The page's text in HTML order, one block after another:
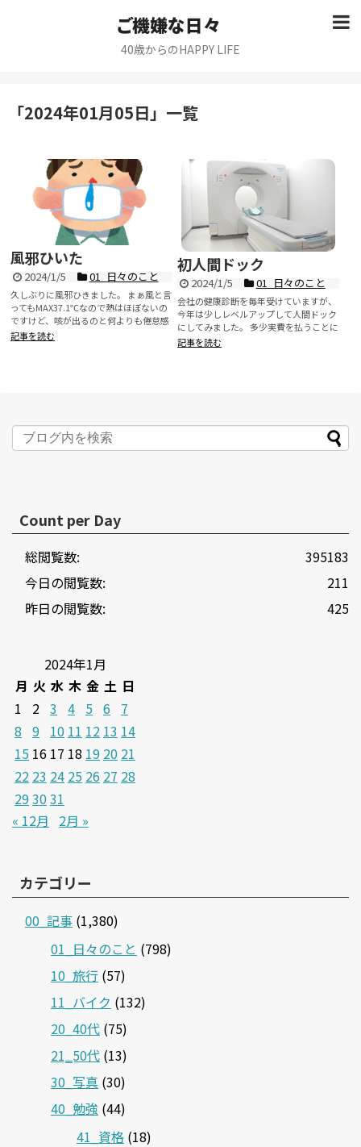
ご機嫌な日々
40歳からのHAPPY LIFE
「2024年01月05日」 一覧
風邪ひいた
2024/1/5 01_日々のこと
久しぶりに風邪ひきました。 まぁ風と言
ってもMAX37.1℃なので熱はほぼないの
ですけど、咳が出るのと何よりも倦怠感
が強いです...
記事を読む
初人間ドック
2024/1/5 01_日々のこと
会社の健康診断を毎年受けていますが、
今年は少しレベルアップして人間ドック
にしてみました。 多少実費を払うことに
なるのですが、胃...
記事を読む
Count per Day
395183
総閲覧数:
211
今日の閲覧数:
425
昨日の閲覧数:
2024年1月
月 火 水 木 金 土 日
1
2 3 4 5 6
7
8 9 10 11 12 13 14
15 16 17 18 19 20 21
22 23 24 25 26 27 28
293031
« 12月
2月 »
カテゴリー
00_記事 (1,380)
01_日々のこと (798)
10_旅行 (57)
11_バイク (132)
20_40代 (75)
21‗50代 (13)
30_写真 (30)
40_勉強 (44)
41_資格 (18)